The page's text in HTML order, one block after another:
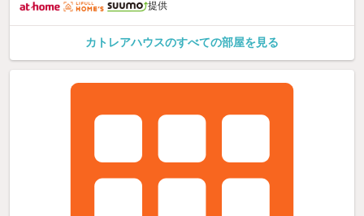
提供
カトレアハウスのすべての部屋を見る